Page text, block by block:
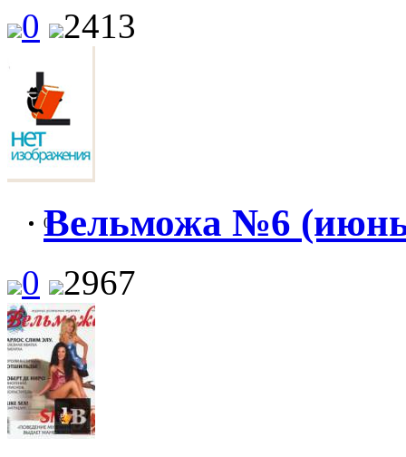
0 2413
0
Вельможа №6
0 2967